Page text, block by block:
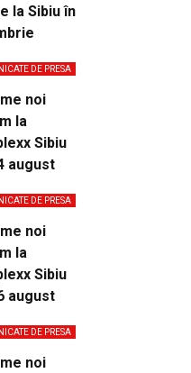
la Sibiu în
DE PRESA
noi
la
Sibiu
august
DE PRESA
noi
la
Sibiu
august
DE PRESA
noi